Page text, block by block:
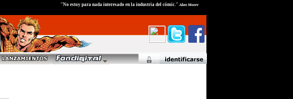
"No estoy para nada interesado en la industria del cómic."Alan Moore